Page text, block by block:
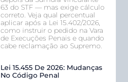
63 do STF — mas exige cálculo
correto. Veja qual percentual
aplicar após a Lei 15.402/2026,
como instruir o pedido na Vara
de Execuções Penais e quando
cabe reclamação ao Supremo.
Lei 15.455 De 2026: Mudanças
No Código Penal